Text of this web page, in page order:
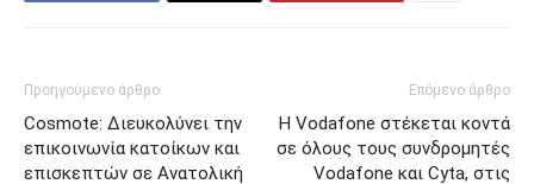
Προηγούμενο άρθρο
Cosmote: Διευκολύνει την
επικοινωνία κατοίκων και
επισκεπτών σε Ανατολική
Επόμενο άρθρο
Η Vodafone στέκεται κοντά
σε όλους τους συνδρομητές
Vodafone και Cyta, στις